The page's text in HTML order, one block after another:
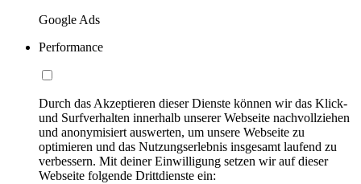
Google Ads
Performance
Durch das Akzeptieren dieser Dienste können wir das Klick-
und Surfverhalten innerhalb unserer Webseite nachvollziehen
und anonymisiert auswerten, um unsere Webseite zu
optimieren und das Nutzungserlebnis insgesamt laufend zu
verbessern. Mit deiner Einwilligung setzen wir auf dieser
Webseite folgende Drittdienste ein: